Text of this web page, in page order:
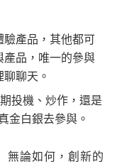
產品，其他都可
品，唯一的參與
聊天。
投機、炒作，還是
金白銀去參與。
無論如何，創新的